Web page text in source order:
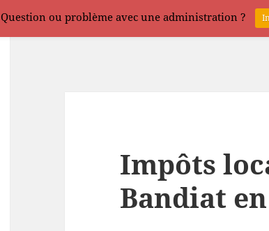
Impôts
Bandiat
Question ou problème avec une administration ?